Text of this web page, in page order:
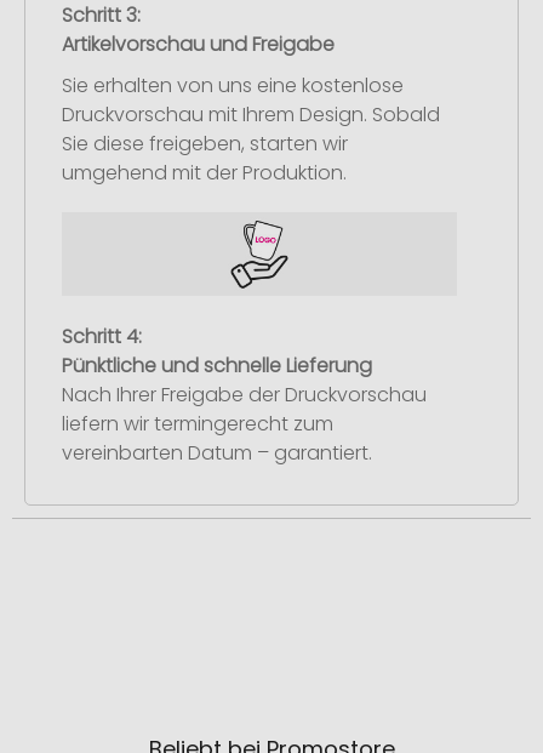
Schritt 3:
Artikelvorschau und Freigabe
Sie erhalten von uns eine kostenlose
Druckvorschau mit Ihrem Design. Sobald
Sie diese freigeben, starten wir
umgehend mit der Produktion.
Schritt 4:
Pünktliche und schnelle Lieferung
Nach Ihrer Freigabe der Druckvorschau
liefern wir termingerecht zum
vereinbarten Datum – garantiert.